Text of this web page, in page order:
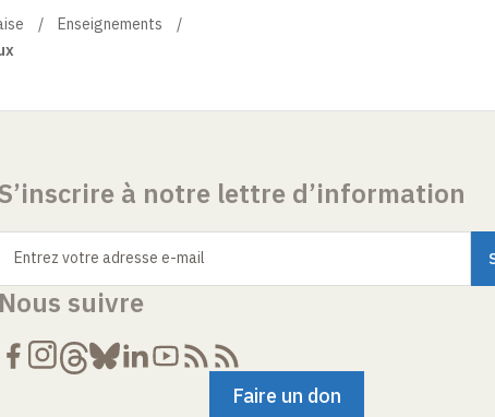
Enseignements
à notre lettre d’information
Entrez votre adresse e-mail
suivre
Faire un don